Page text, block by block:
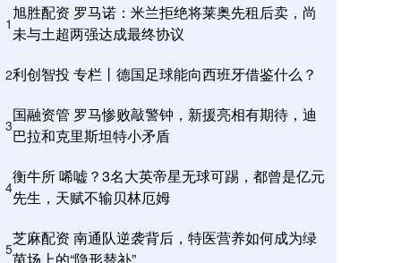
1
旭胜配资 罗马诺：米兰拒绝将莱奥先租后卖，尚
未与土超两强达成最终协议
2利创智投 专栏丨德国足球能向西班牙借鉴什么？
3
国融资管 罗马惨败敲警钟，新援亮相有期待，迪
巴拉和克里斯坦特小矛盾
4
衡牛所 唏嘘？3名大英帝星无球可踢，都曾是亿元
先生，天赋不输贝林厄姆
5
芝麻配资 南通队逆袭背后，特医营养如何成为绿